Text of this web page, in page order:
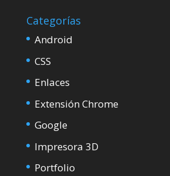
Categorías
Android
CSS
Enlaces
Extensión Chrome
Google
Impresora 3D
Portfolio